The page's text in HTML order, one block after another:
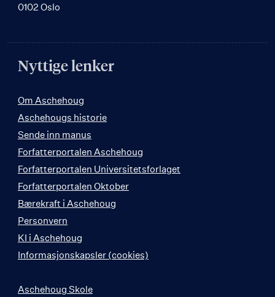
0102 Oslo
Nyttige lenker
Om Aschehoug
Aschehougs historie
Sende inn manus
Forfatterportalen Aschehoug
Forfatterportalen Universitetsforlaget
Forfatterportalen Oktober
Bærekraft i Aschehoug
Personvern
KI i Aschehoug
Informasjonskapsler (cookies)
Aschehoug Skole